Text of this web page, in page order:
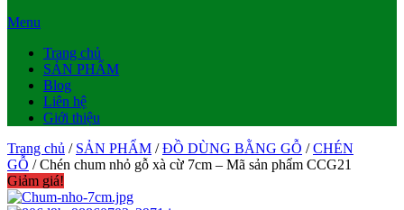
Menu
Trang chủ
SẢN PHẨM
Blog
Liên hệ
Giới thiệu
Trang chủ / SẢN PHẨM /ĐỒ DÙNG BẰNG GỖ /CHÉN
GỖ / Chén chum nhỏ gỗ xà cừ 7cm – Mã sản phẩm CCG21
Giảm giá!